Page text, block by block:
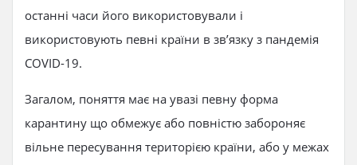
останні часи його використовували і
використовують певні країни в зв’язку з пандемія
COVID-19.
Загалом, поняття має на увазі певну форма
карантину що обмежує або повністю забороняє
вільне пересування територією країни, або у межах